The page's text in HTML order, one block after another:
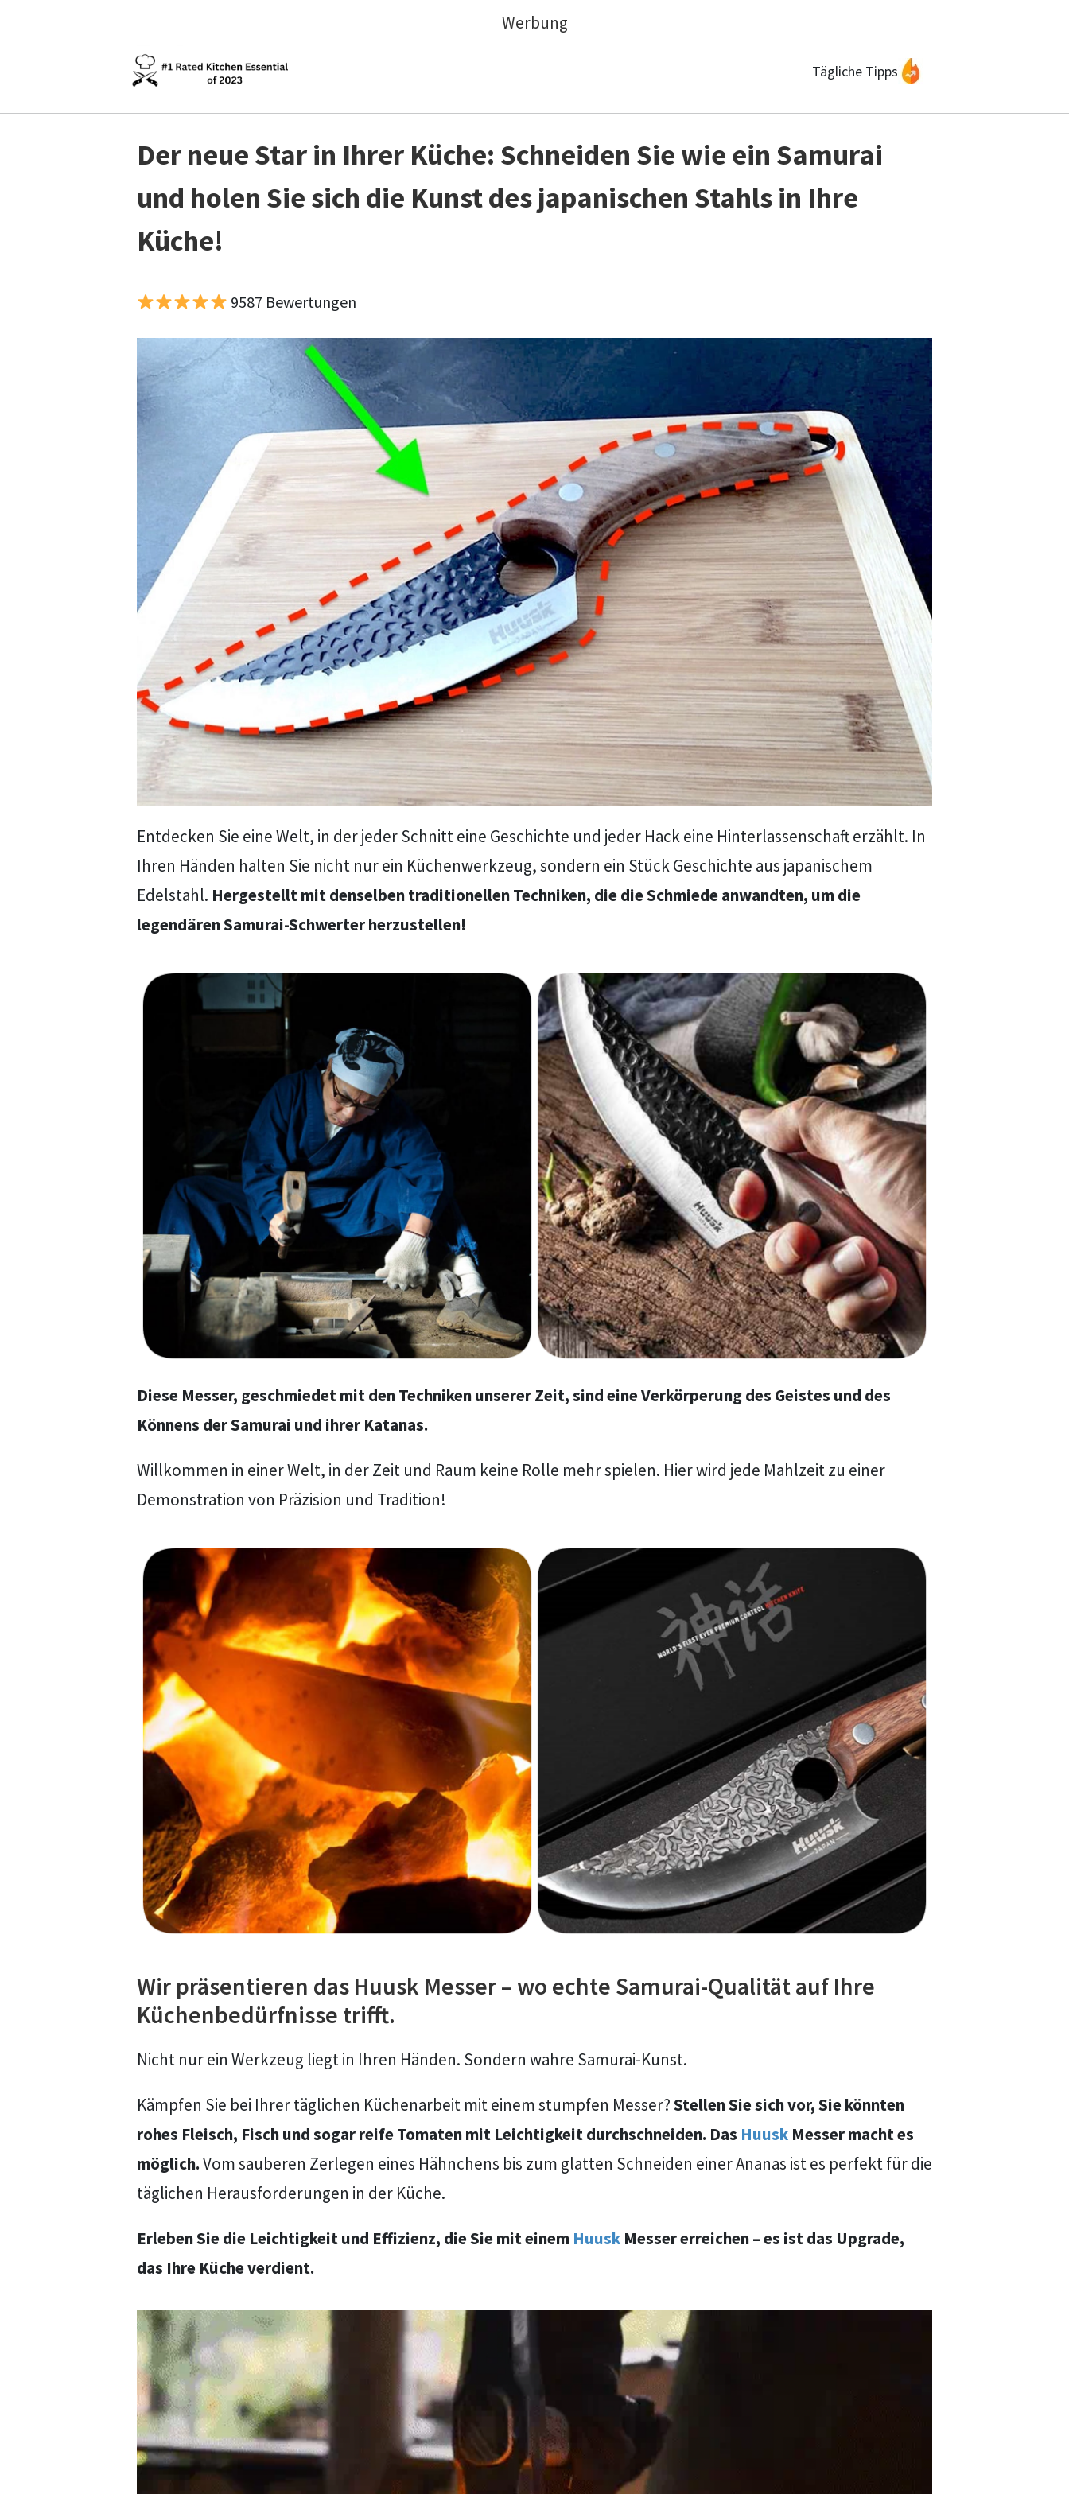
Werbung
Tägliche Tipps
Der neue Star in Ihrer Küche: Schneiden Sie wie ein Samurai
und holen Sie sich die Kunst des japanischen Stahls in Ihre
Küche!
9587 Bewertungen
Entdecken Sie eine Welt, in der jeder Schnitt eine Geschichte und jeder Hack eine Hinterlassenschaft erzählt. In
Ihren Händen halten Sie nicht nur ein Küchenwerkzeug, sondern ein Stück Geschichte aus japanischem
Edelstahl. Hergestellt mit denselben traditionellen Techniken, die die Schmiede anwandten, um die
legendären Samurai-Schwerter herzustellen!
Diese Messer, geschmiedet mit den Techniken unserer Zeit, sind eine Verkörperung des Geistes und des
Könnens der Samurai und ihrer Katanas.
Willkommen in einer Welt, in der Zeit und Raum keine Rolle mehr spielen. Hier wird jede Mahlzeit zu einer
Demonstration von Präzision und Tradition!
Wir präsentieren das Huusk Messer – wo echte Samurai-Qualität auf Ihre
Küchenbedürfnisse trifft.
Nicht nur ein Werkzeug liegt in Ihren Händen. Sondern wahre Samurai-Kunst.
Kämpfen Sie bei Ihrer täglichen Küchenarbeit mit einem stumpfen Messer?Stellen Sie sich vor, Sie könnten
rohes Fleisch, Fisch und sogar reife Tomaten mit Leichtigkeit durchschneiden. Das Huusk Messer macht es
möglich.Vom sauberen Zerlegen eines Hähnchens bis zum glatten Schneiden einer Ananas ist es perfekt für die
täglichen Herausforderungen in der Küche.
Erleben Sie die Leichtigkeit und Effizienz, die Sie mit einem Huusk Messer erreichen – es ist das Upgrade,
das Ihre Küche verdient.